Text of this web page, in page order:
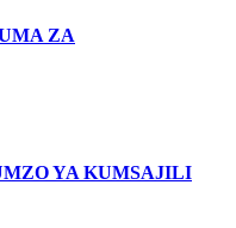
ZA
YA KUMSAJILI